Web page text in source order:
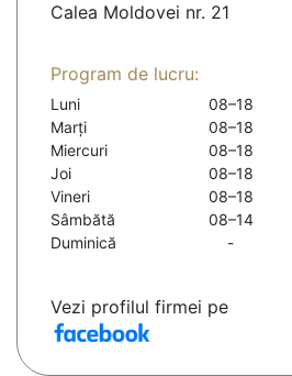
Calea Moldovei nr. 21
Program de lucru:
Luni
08–18
Marți
08–18
Miercuri
08–18
Joi
08–18
Vineri
08–18
Sâmbătă
08–14
Duminică
-
Vezi profilul firmei pe